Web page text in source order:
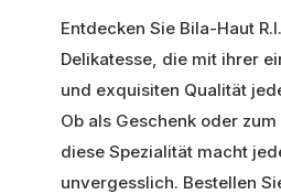
Entdecken Sie Bila-Haut
Delikatesse, die mit ihrer
und exquisiten Qualität
Ob als Geschenk oder
diese Spezialität macht
unvergesslich. Bestellen